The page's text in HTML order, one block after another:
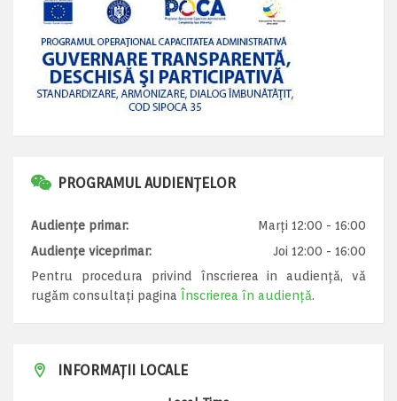
PROGRAMUL AUDIENȚELOR
Audiențe primar:
Marți 12:00 - 16:00
Audiențe viceprimar:
Joi 12:00 - 16:00
Pentru procedura privind înscrierea in audiență, vă
rugăm consultați pagina Înscrierea în audiență.
INFORMAȚII LOCALE